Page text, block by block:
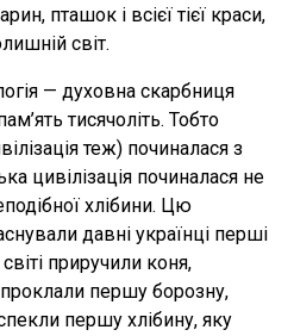
пташок і всієї тієї краси,
світ.
— духовна скарбниця
тисячоліть. Тобто
теж) починалася з
цивілізація починалася не
хлібини. Цю
давні українці перші
приручили коня,
першу борозну,
першу хлібину, яку